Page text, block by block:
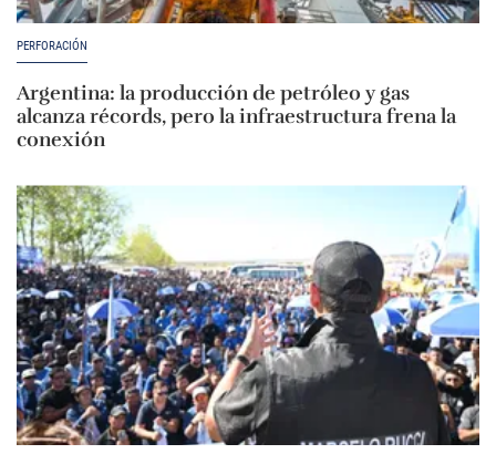
PERFORACIÓN
Argentina: la producción de petróleo y gas
alcanza récords, pero la infraestructura frena la
conexión